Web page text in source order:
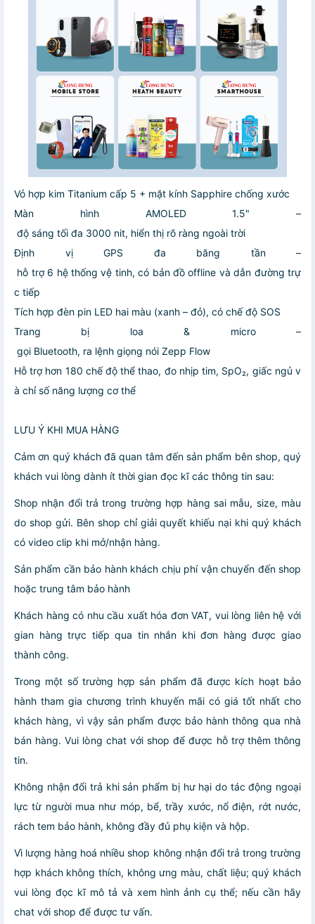
Vỏ hợp kim Titanium cấp 5 + mặt kính Sapphire chống xước
Màn hình AMOLED 1.5" –
độ sáng tối đa 3000 nit, hiển thị rõ ràng ngoài trời
Định vị GPS đa băng tần –
hỗ trợ 6 hệ thống vệ tinh, có bản đồ offline và dẫn đường trự
c tiếp
Tích hợp đèn pin LED hai màu (xanh – đỏ), có chế độ SOS
Trang bị loa & micro –
gọi Bluetooth, ra lệnh giọng nói Zepp Flow
Hỗ trợ hơn 180 chế độ thể thao, đo nhịp tim, SpO₂, giấc ngủ v
à chỉ số năng lượng cơ thể
LƯU Ý KHI MUA HÀNG
Cảm ơn quý khách đã quan tâm đến sản phẩm bên shop, quý
khách vui lòng dành ít thời gian đọc kĩ các thông tin sau:
Shop nhận đổi trả trong trường hợp hàng sai mẫu, size, màu
do shop gửi. Bên shop chỉ giải quyết khiếu nại khi quý khách
có video clip khi mở/nhận hàng.
Sản phẩm cần bảo hành khách chịu phí vận chuyển đến shop
hoặc trung tâm bảo hành
Khách hàng có nhu cầu xuất hóa đơn VAT, vui lòng liên hệ với
gian hàng trực tiếp qua tin nhắn khi đơn hàng được giao
thành công.
Trong một số trường hợp sản phẩm đã được kích hoạt bảo
hành tham gia chương trình khuyến mãi có giá tốt nhất cho
khách hàng, vì vậy sản phẩm được bảo hành thông qua nhà
bán hàng. Vui lòng chat với shop để được hỗ trợ thêm thông
tin.
Không nhận đổi trả khi sản phẩm bị hư hại do tác động ngoại
lực từ người mua như móp, bể, trầy xước, nổ điện, rớt nước,
rách tem bảo hành, không đầy đủ phụ kiện và hộp.
Vì lượng hàng hoá nhiều shop không nhận đổi trả trong trường
hợp khách không thích, không ưng màu, chất liệu; quý khách
vui lòng đọc kĩ mô tả và xem hình ảnh cụ thể; nếu cần hãy
chat với shop để được tư vấn.